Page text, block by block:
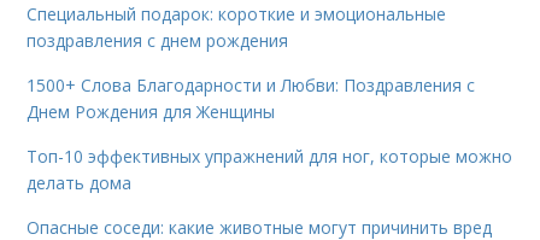
Специальный подарок: короткие и эмоциональные
поздравления с днем рождения
1500+ Слова Благодарности и Любви: Поздравления с
Днем Рождения для Женщины
Топ-10 эффективных упражнений для ног, которые можно
делать дома
Опасные соседи: какие животные могут причинить вред